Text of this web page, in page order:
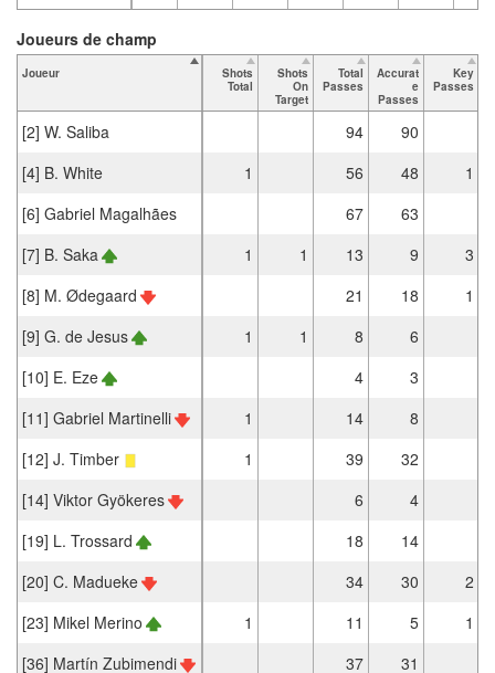
Joueur
Shots
Total
Shots
On
Target
Total
Passes
Accurat
e
Passes
Key
Passes
[2] W. Saliba 94
90
[4] B. White
1 56 48
1
[6] Gabriel Magalhães
67
63
[7] B. Saka
1 1 13 9
3
[8] M. Ødegaard
21 18
1
[9] G. de Jesus
1 1 8
6
[10] E. Eze
4
3
[11] Gabriel Martinelli
1 14
8
[12] J. Timber
1 39
32
[14] Viktor Gyökeres
6
4
[19] L. Trossard
18
14
[20] C. Madueke
34 30
2
[23] Mikel Merino
1 11 5
1
[36] Martín Zubimendi
37 31
Joueurs de champ